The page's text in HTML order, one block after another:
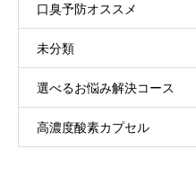
口臭予防オススメ
未分類
選べるお悩み解決コース
高濃度酸素カプセル